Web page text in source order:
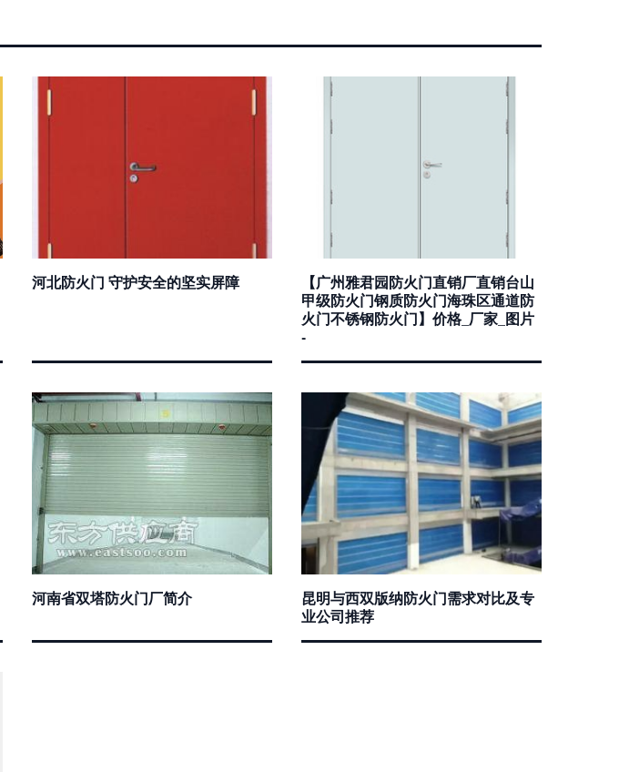
河北防火门 守护安全的坚实屏障
【广州雅君园防火门直销厂直销台山
甲级防火门钢质防火门海珠区通道防
火门不锈钢防火门】价格_厂家_图片
-
河南省双塔防火门厂简介
昆明与西双版纳防火门需求对比及专
业公司推荐